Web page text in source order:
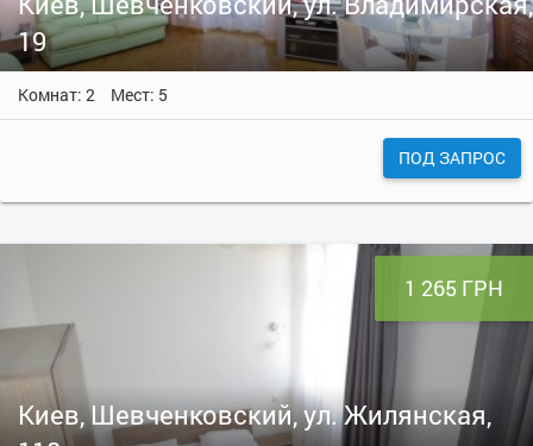
19
Комнат: 2 Мест: 5
ПОД ЗАПРОС
1 265 ГРН
Киев, Шевченковский, ул. Жилянская,